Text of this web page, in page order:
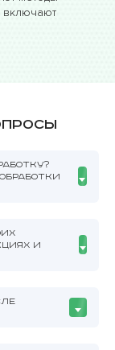
включают
И